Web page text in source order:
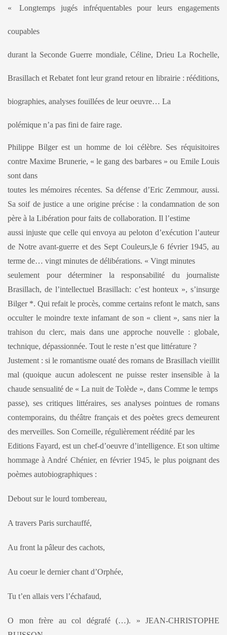
« Longtemps jugés infréquentables pour leurs engagements
coupables
durant la Seconde Guerre mondiale, Céline, Drieu La Rochelle,
Brasillach et Rebatet font leur grand retour en librairie : rééditions,
biographies, analyses fouillées de leur oeuvre… La
polémique n’a pas fini de faire rage.
Philippe Bilger est un homme de loi célèbre. Ses réquisitoires
contre Maxime Brunerie, « le gang des barbares » ou Emile Louis
sont dans
toutes les mémoires récentes. Sa défense d’Eric Zemmour, aussi.
Sa soif de justice a une origine précise : la condamnation de son
père à la Libération pour faits de collaboration. Il l’estime
aussi injuste que celle qui envoya au peloton d’exécution l’auteur
de Notre avant-guerre et des Sept Couleurs,le 6 février 1945, au
terme de… vingt minutes de délibérations. « Vingt minutes
seulement pour déterminer la responsabilité du journaliste
Brasillach, de l’intellectuel Brasillach: c’est honteux », s’insurge
Bilger *. Qui refait le procès, comme certains refont le match, sans
occulter le moindre texte infamant de son « client », sans nier la
trahison du clerc, mais dans une approche nouvelle : globale,
technique, dépassionnée. Tout le reste n’est que littérature ?
Justement : si le romantisme ouaté des romans de Brasillach vieillit
mal (quoique aucun adolescent ne puisse rester insensible à la
chaude sensualité de « La nuit de Tolède », dans Comme le temps
passe), ses critiques littéraires, ses analyses pointues de romans
contemporains, du théâtre français et des poètes grecs demeurent
des merveilles. Son Corneille, régulièrement réédité par les
Editions Fayard, est un chef-d’oeuvre d’intelligence. Et son ultime
hommage à André Chénier, en février 1945, le plus poignant des
poèmes autobiographiques :
Debout sur le lourd tombereau,
A travers Paris surchauffé,
Au front la pâleur des cachots,
Au coeur le dernier chant d’Orphée,
Tu t’en allais vers l’échafaud,
O mon frère au col dégrafé (…). » JEAN-CHRISTOPHE